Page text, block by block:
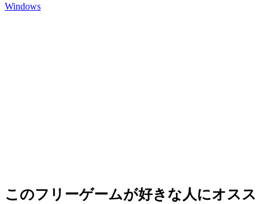
Windows
このフリーゲームが好きな人にオスス